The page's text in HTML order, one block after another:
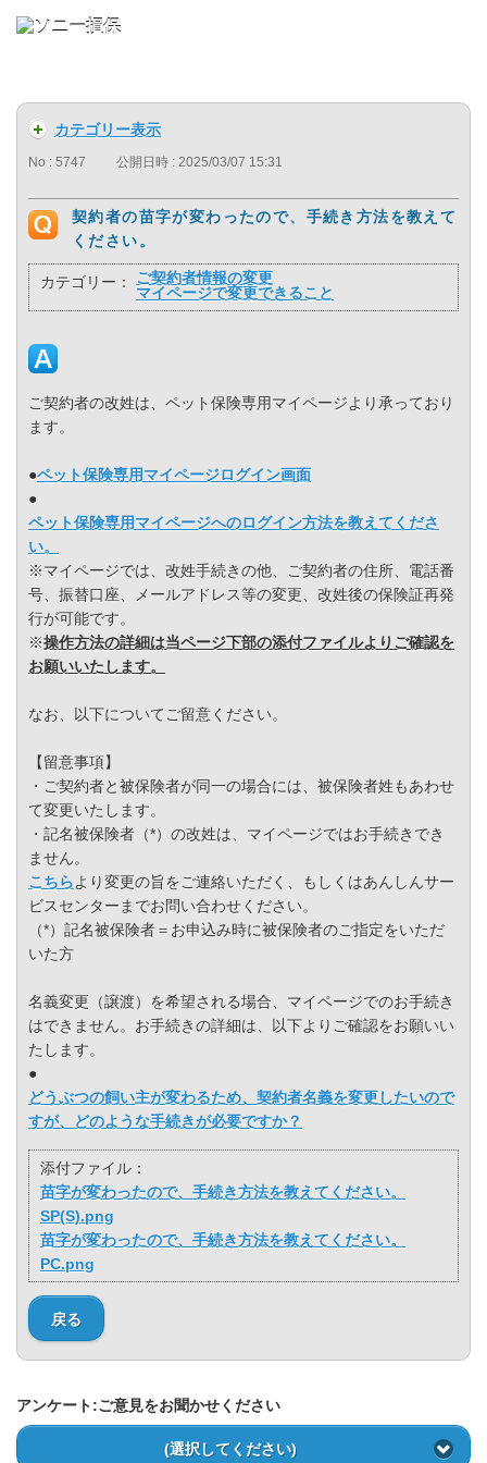
カテゴリー表示
No : 5747 公開日時 : 2025/03/07 15:31
契約者の苗字が変わったので、手続き方法を教えて
ください。
カテゴリー：
ご契約者情報の変更
マイページで変更できること
ご契約者の改姓は、ペット保険専用マイページより承っており
ます。
●ペット保険専用マイページログイン画面
●
ペット保険専用マイページへのログイン方法を教えてくださ
い。
※マイページでは、改姓手続きの他、ご契約者の住所、電話番
号、振替口座、メールアドレス等の変更、改姓後の保険証再発
行が可能です。
※操作方法の詳細は当ページ下部の添付ファイルよりご確認を
お願いいたします。
なお、以下についてご留意ください。
【留意事項】
・ご契約者と被保険者が同一の場合には、被保険者姓もあわせ
て変更いたします。
・記名被保険者（*）の改姓は、マイページではお手続きでき
ません。
こちらより変更の旨をご連絡いただく、もしくはあんしんサー
ビスセンターまでお問い合わせください。
（*）記名被保険者＝お申込み時に被保険者のご指定をいただ
いた方
名義変更（譲渡）を希望される場合、マイページでのお手続き
はできません。お手続きの詳細は、以下よりご確認をお願いい
たします。
●
どうぶつの飼い主が変わるため、契約者名義を変更したいので
すが、どのような手続きが必要ですか？
添付ファイル：
苗字が変わったので、手続き方法を教えてください。
SP(S).png
苗字が変わったので、手続き方法を教えてください。
PC.png
戻る
アンケート:ご意見をお聞かせください
(選択してください)